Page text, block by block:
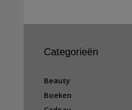
Categorieën
Beauty
Boeken